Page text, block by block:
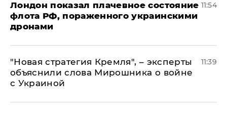
Лондон показал плачевное состояние
флота РФ, пораженного украинскими
дронами
11:54
"Новая стратегия Кремля", – эксперты
объяснили слова Мирошника о войне
с Украиной
11:39